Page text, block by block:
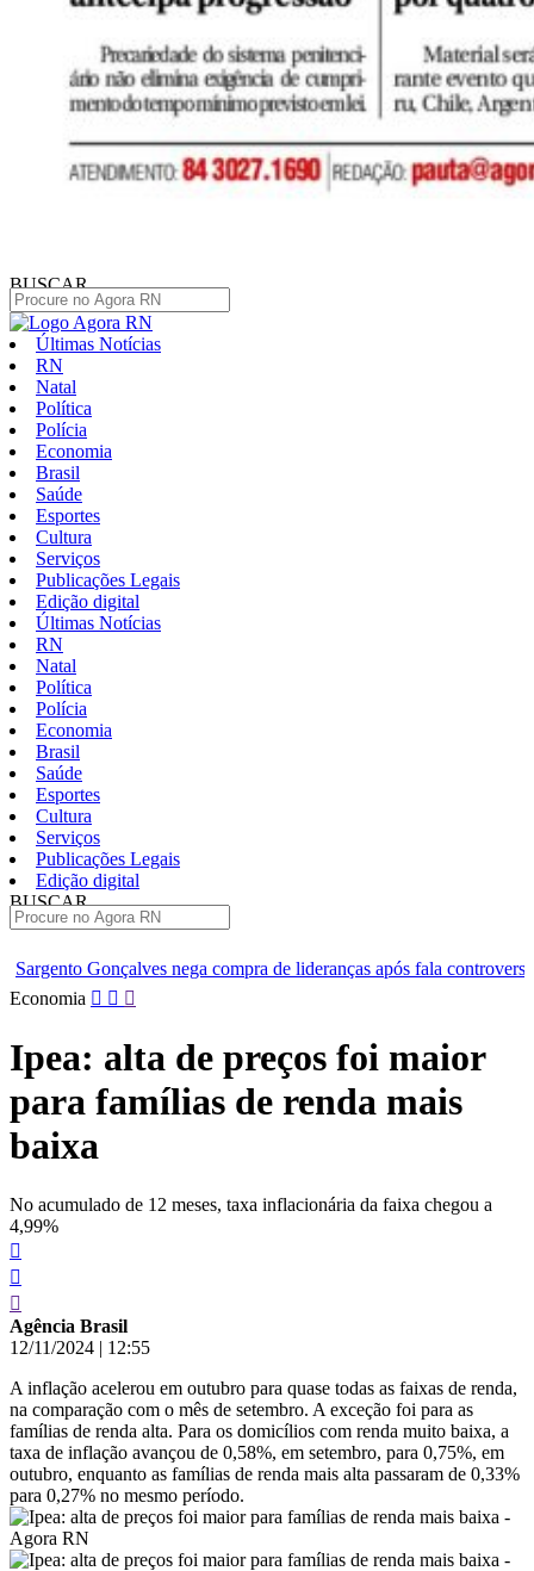
BUSCAR
Últimas Notícias
RN
Natal
Política
Polícia
Economia
Brasil
Saúde
Esportes
Cultura
Serviços
Publicações Legais
Edição digital
Últimas Notícias
RN
Natal
Política
Polícia
Economia
Brasil
Saúde
Esportes
Cultura
Serviços
Publicações Legais
Edição digital
BUSCAR
compra de lideranças após fala controversa em entrevista
Pular
conteúdo
Economia
Ipea: alta de preços foi maior
para famílias de renda mais
baixa
No acumulado de 12 meses, taxa inflacionária da faixa chegou a
4,99%
Agência Brasil
12/11/2024 | 12:55
A inflação acelerou em outubro para quase todas as faixas de renda,
na comparação com o mês de setembro. A exceção foi para as
famílias de renda alta. Para os domicílios com renda muito baixa, a
taxa de inflação avançou de 0,58%, em setembro, para 0,75%, em
outubro, enquanto as famílias de renda mais alta passaram de 0,33%
para 0,27% no mesmo período.